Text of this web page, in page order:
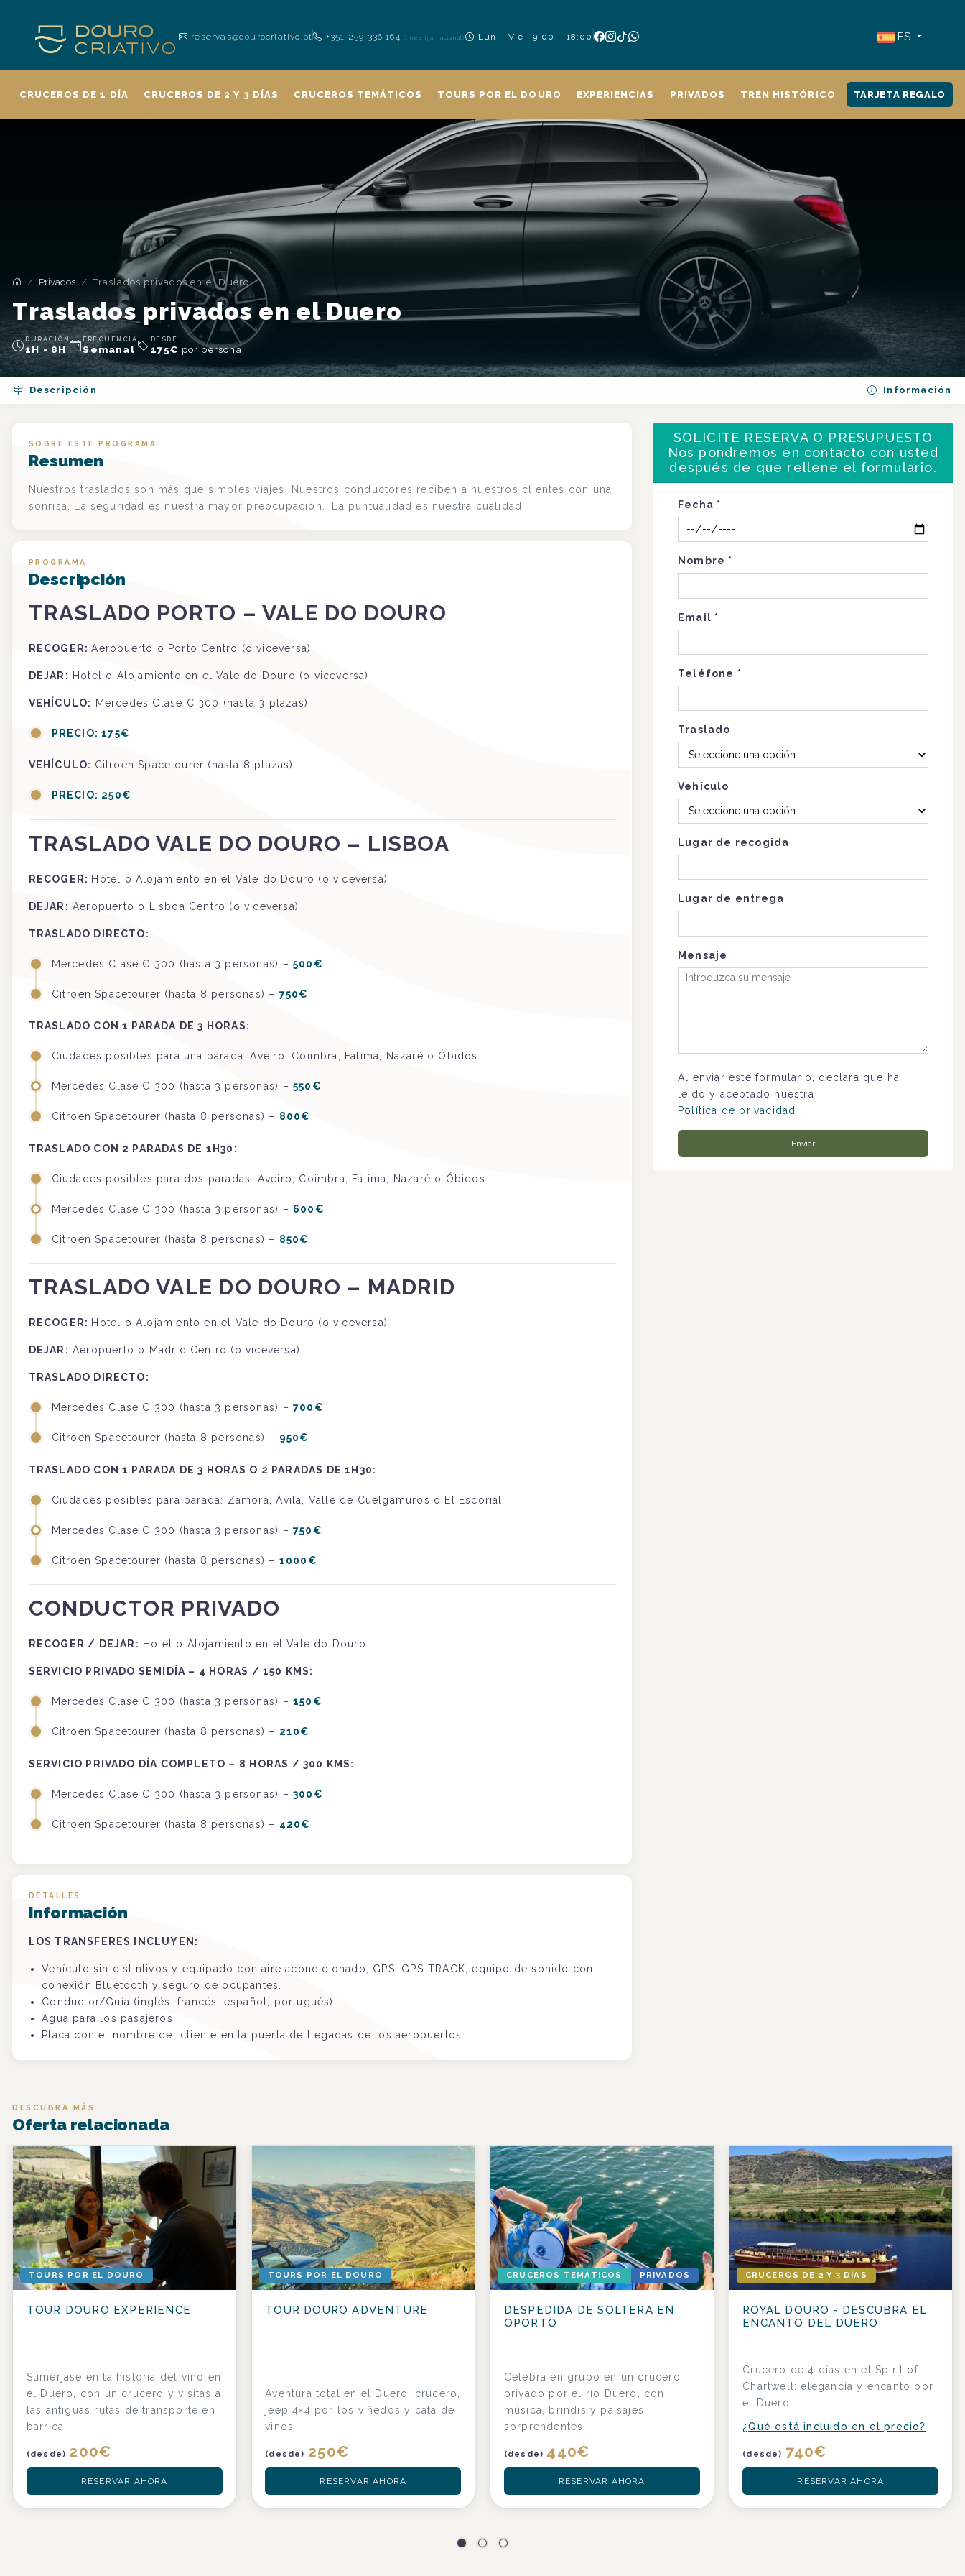
reservas@dourocriativo.pt +351 259 336 164(línea fija nacional) Lun – Vie · 9:00 – 18:00 ES
CRUCEROS DE 1 DÍA CRUCEROS DE 2 Y 3 DÍAS CRUCEROS TEMÁTICOS TOURS POR EL DOURO EXPERIENCIAS PRIVADOS TREN HISTÓRICO TARJETA REGALO
Privados Traslados privados en el Duero
Traslados privados en el Duero
DURACIÓN
1H - 8H
FRECUENCIA
Semanal
DESDE
175€ por persona
Descripción Información
SOBRE ESTE PROGRAMA
Resumen
Nuestros traslados son más que simples viajes. Nuestros conductores reciben a nuestros clientes con una
sonrisa. La seguridad es nuestra mayor preocupación. ¡La puntualidad es nuestra cualidad!
PROGRAMA
Descripción
TRASLADO PORTO – VALE DO DOURO
RECOGER:Aeropuerto o Porto Centro (o viceversa)
DEJAR: Hotel o Alojamiento en el Vale do Douro (o viceversa)
VEHÍCULO: Mercedes Clase C 300 (hasta 3 plazas)
PRECIO: 175€
VEHÍCULO: Citroen Spacetourer (hasta 8 plazas)
PRECIO: 250€
TRASLADO VALE DO DOURO – LISBOA
RECOGER: Hotel o Alojamiento en el Vale do Douro (o viceversa)
DEJAR : Aeropuerto o Lisboa Centro (o viceversa)
TRASLADO DIRECTO:
Mercedes Clase C 300 (hasta 3 personas) – 500€
Citroen Spacetourer (hasta 8 personas) – 750€
TRASLADO CON 1 PARADA DE 3 HORAS:
Ciudades posibles para una parada: Aveiro, Coimbra, Fátima, Nazaré o Óbidos
Mercedes Clase C 300 (hasta 3 personas) – 550€
Citroen Spacetourer (hasta 8 personas) – 800€
TRASLADO CON 2 PARADAS DE 1H30:
Ciudades posibles para dos paradas: Aveiro, Coimbra, Fátima, Nazaré o Óbidos
Mercedes Clase C 300 (hasta 3 personas) – 600€
Citroen Spacetourer (hasta 8 personas) – 850€
TRASLADO VALE DO DOURO – MADRID
RECOGER: Hotel o Alojamiento en el Vale do Douro (o viceversa)
DEJAR: Aeropuerto o Madrid Centro (o viceversa)
TRASLADO DIRECTO:
Mercedes Clase C 300 (hasta 3 personas) – 700€
Citroen Spacetourer (hasta 8 personas) – 950€
TRASLADO CON 1 PARADA DE 3 HORAS O 2 PARADAS DE 1H30:
Ciudades posibles para parada: Zamora, Ávila, Valle de Cuelgamuros o El Escorial
Mercedes Clase C 300 (hasta 3 personas) – 750€
Citroen Spacetourer (hasta 8 personas) – 1000€
CONDUCTOR PRIVADO
RECOGER / DEJAR: Hotel o Alojamiento en el Vale do Douro
SERVICIO PRIVADO SEMIDÍA – 4 HORAS / 150 KMS:
Mercedes Clase C 300 (hasta 3 personas) – 150€
Citroen Spacetourer (hasta 8 personas) – 210€
SERVICIO PRIVADO DÍA COMPLETO – 8 HORAS / 300 KMS:
Mercedes Clase C 300 (hasta 3 personas) – 300€
Citroen Spacetourer (hasta 8 personas) – 420€
DETALLES
Información
LOS TRANSFERES INCLUYEN:
Vehículo sin distintivos y equipado con aire acondicionado, GPS, GPS-TRACK, equipo de sonido con
conexión Bluetooth y seguro de ocupantes.
Conductor/Guía (inglés, francés, español, portugués)
Agua para los pasajeros
Placa con el nombre del cliente en la puerta de llegadas de los aeropuertos.
SOLICITE RESERVA O PRESUPUESTO
Nos pondremos en contacto con usted
después de que rellene el formulario.
Fecha *
Nombre *
Email *
Teléfone *
Traslado
Vehículo
Lugar de recogida
Lugar de entrega
Mensaje
Al enviar este formulario, declara que ha
leído y aceptado nuestra
Política de privacidad
Enviar
DESCUBRA MÁS
Oferta relacionada
TOURS POR EL DOURO
TOUR DOURO EXPERIENCE
Sumérjase en la historia del vino en
el Duero, con un crucero y visitas a
las antiguas rutas de transporte en
barrica.
(desde) 200€
RESERVAR AHORA
TOURS POR EL DOURO
TOUR DOURO ADVENTURE
Aventura total en el Duero: crucero,
jeep 4×4 por los viñedos y cata de
vinos
(desde) 250€
RESERVAR AHORA
CRUCEROS TEMÁTICOS PRIVADOS
DESPEDIDA DE SOLTERA EN
OPORTO
Celebra en grupo en un crucero
privado por el río Duero, con
música, brindis y paisajes
sorprendentes.
(desde) 440€
RESERVAR AHORA
CRUCEROS DE 2 Y 3 DÍAS
ROYAL DOURO - DESCUBRA EL
ENCANTO DEL DUERO
Crucero de 4 días en el Spirit of
Chartwell: elegancia y encanto por
el Duero
¿Qué está incluido en el precio?
(desde) 740€
RESERVAR AHORA